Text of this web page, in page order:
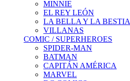
MINNIE
EL REY LEÓN
LA BELLA Y LA BESTIA
VILLANAS
COMIC / SUPERHEROES
SPIDER-MAN
BATMAN
CAPITÁN AMÉRICA
MARVEL